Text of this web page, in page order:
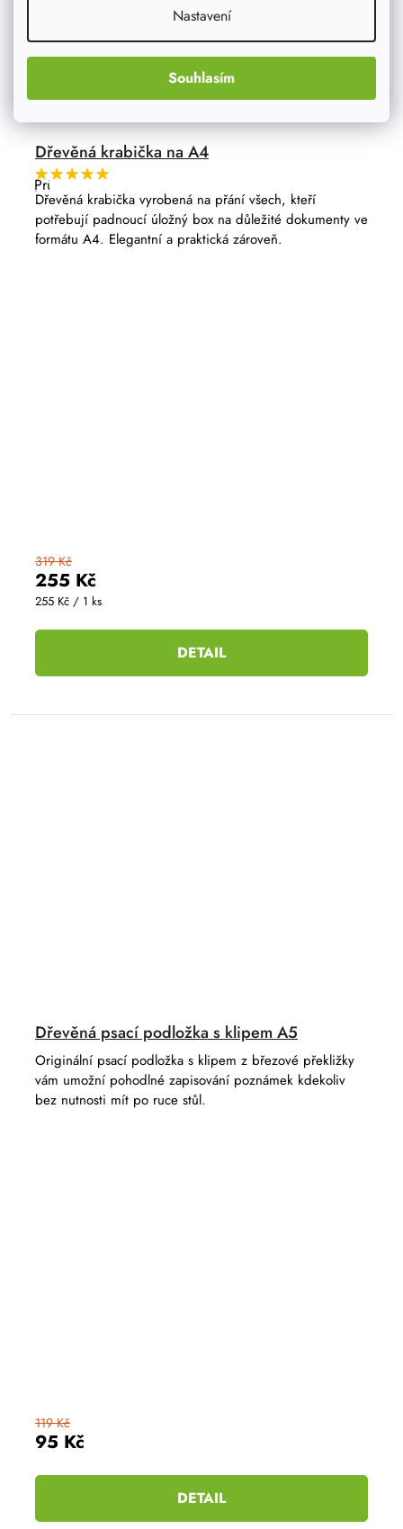
Nastavení
Souhlasím
Dřevěná krabička na A4
Průměrné
hodnocení
produktu
je
5,0
z
255 Kč
319 Kč
Měrná
255 Kč / 1 ks
DETAIL
Dřevěná krabička vyrobená na přání všech, kteří
potřebují padnoucí úložný box na důležité dokumenty ve
formátu A4. Elegantní a praktická zároveň.
Dřevěná psací podložka s klipem A5
95 Kč
119 Kč
DETAIL
Originální psací podložka s klipem z březové překližky
vám umožní pohodlné zapisování poznámek kdekoliv
bez nutnosti mít po ruce stůl.